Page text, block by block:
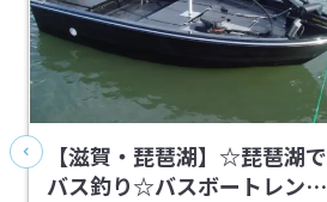
【滋賀・琵琶湖】☆琵琶湖で
バス釣り☆バスボートレンタ